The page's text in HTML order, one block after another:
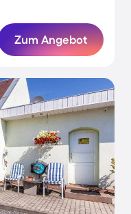
Zum Angebot